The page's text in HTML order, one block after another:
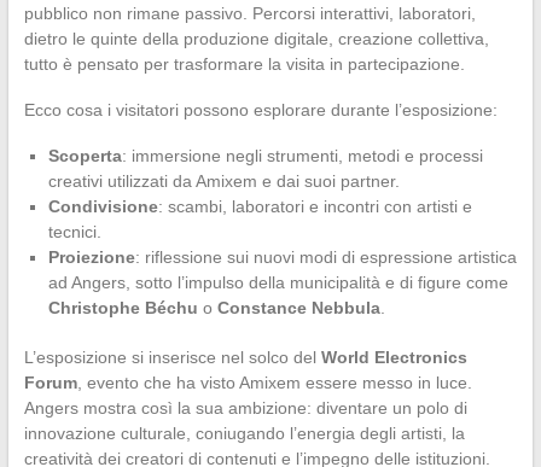
pubblico non rimane passivo. Percorsi interattivi, laboratori,
dietro le quinte della produzione digitale, creazione collettiva,
tutto è pensato per trasformare la visita in partecipazione.
Ecco cosa i visitatori possono esplorare durante l’esposizione:
Scoperta: immersione negli strumenti, metodi e processi
creativi utilizzati da Amixem e dai suoi partner.
Condivisione: scambi, laboratori e incontri con artisti e
tecnici.
Proiezione: riflessione sui nuovi modi di espressione artistica
ad Angers, sotto l’impulso della municipalità e di figure come
Christophe Béchu o Constance Nebbula.
L’esposizione si inserisce nel solco del World Electronics
Forum, evento che ha visto Amixem essere messo in luce.
Angers mostra così la sua ambizione: diventare un polo di
innovazione culturale, coniugando l’energia degli artisti, la
creatività dei creatori di contenuti e l’impegno delle istituzioni.